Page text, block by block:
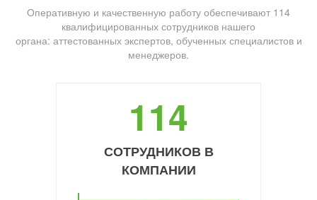
Оперативную и качественную работу обеспечивают 114
квалифицированных сотрудников нашего
органа: аттестованных экспертов, обученных специалистов и
менеджеров.
114
СОТРУДНИКОВ В
КОМПАНИИ